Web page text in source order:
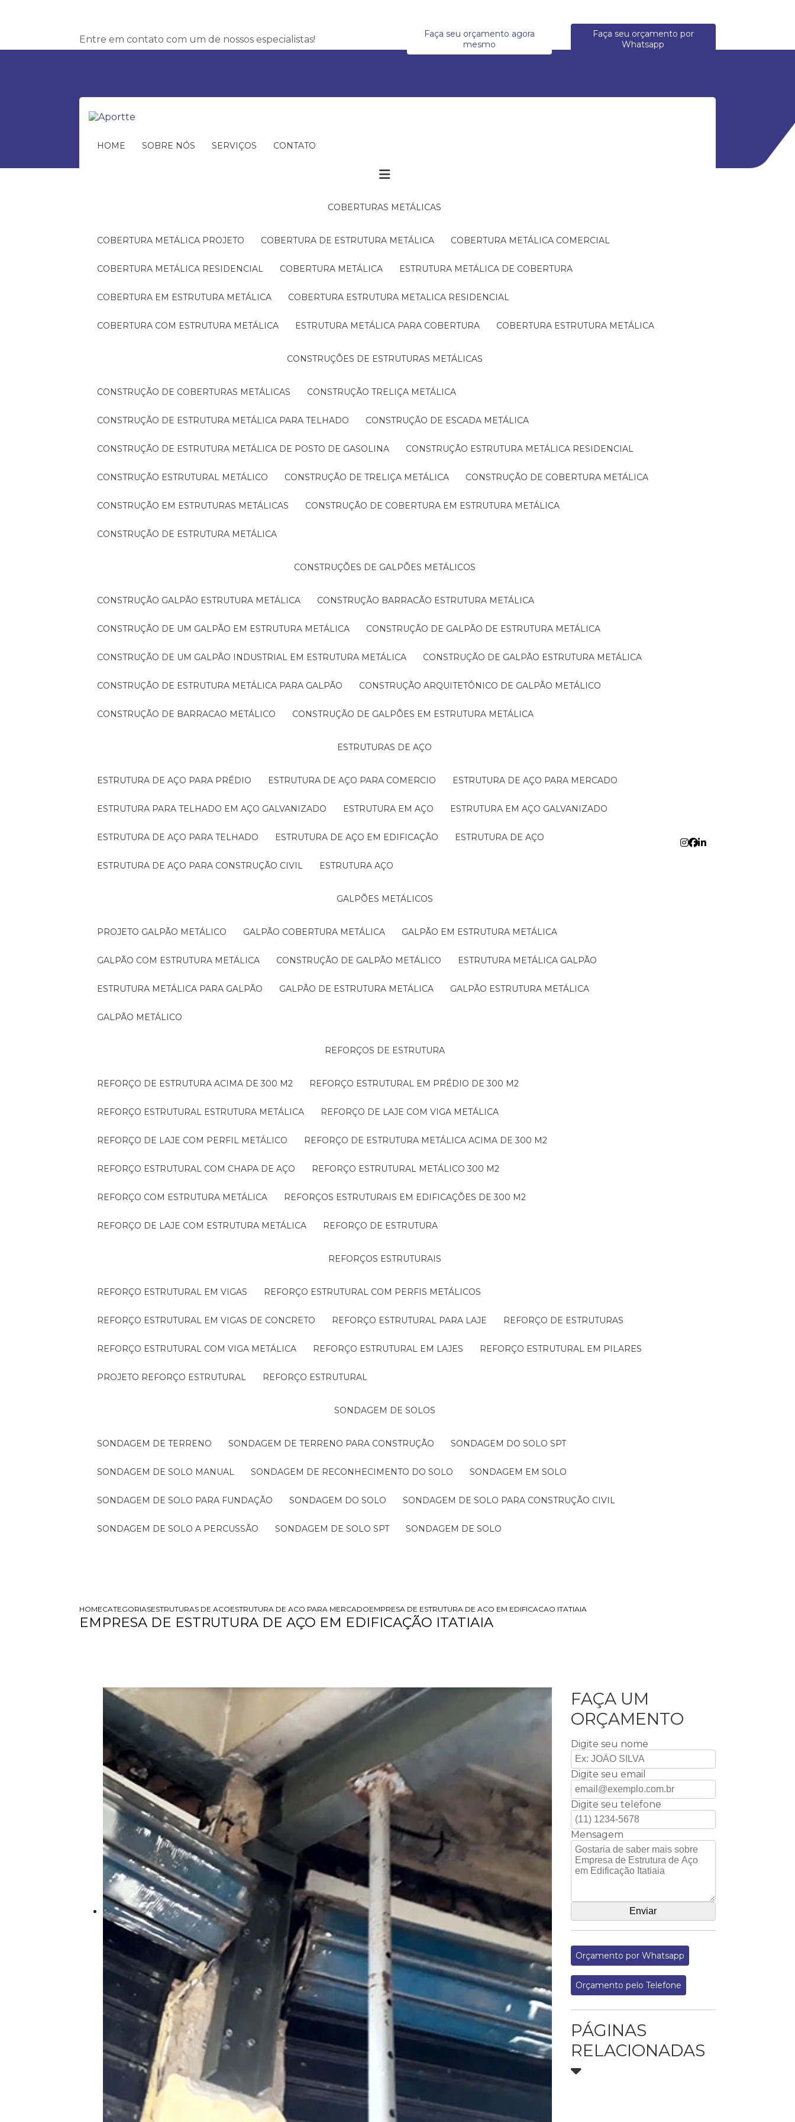
Entre em contato com um de nossos especialistas!
Faça seu orçamento agora
mesmo
Faça seu orçamento por
Whatsapp
HOME SOBRE NÓS SERVIÇOS CONTATO
COBERTURAS METÁLICAS
COBERTURA METÁLICA PROJETO COBERTURA DE ESTRUTURA METÁLICA COBERTURA METÁLICA COMERCIAL
COBERTURA METÁLICA RESIDENCIAL COBERTURA METÁLICA ESTRUTURA METÁLICA DE COBERTURA
COBERTURA EM ESTRUTURA METÁLICA COBERTURA ESTRUTURA METALICA RESIDENCIAL
COBERTURA COM ESTRUTURA METÁLICA ESTRUTURA METÁLICA PARA COBERTURA COBERTURA ESTRUTURA METÁLICA
CONSTRUÇÕES DE ESTRUTURAS METÁLICAS
CONSTRUÇÃO DE COBERTURAS METÁLICAS CONSTRUÇÃO TRELIÇA METÁLICA
CONSTRUÇÃO DE ESTRUTURA METÁLICA PARA TELHADO CONSTRUÇÃO DE ESCADA METÁLICA
CONSTRUÇÃO DE ESTRUTURA METÁLICA DE POSTO DE GASOLINA CONSTRUÇÃO ESTRUTURA METÁLICA RESIDENCIAL
CONSTRUÇÃO ESTRUTURAL METÁLICO CONSTRUÇÃO DE TRELIÇA METÁLICA CONSTRUÇÃO DE COBERTURA METÁLICA
CONSTRUÇÃO EM ESTRUTURAS METÁLICAS CONSTRUÇÃO DE COBERTURA EM ESTRUTURA METÁLICA
CONSTRUÇÃO DE ESTRUTURA METÁLICA
CONSTRUÇÕES DE GALPÕES METÁLICOS
CONSTRUÇÃO GALPÃO ESTRUTURA METÁLICA CONSTRUÇÃO BARRACÃO ESTRUTURA METÁLICA
CONSTRUÇÃO DE UM GALPÃO EM ESTRUTURA METÁLICA CONSTRUÇÃO DE GALPÃO DE ESTRUTURA METÁLICA
CONSTRUÇÃO DE UM GALPÃO INDUSTRIAL EM ESTRUTURA METÁLICA CONSTRUÇÃO DE GALPÃO ESTRUTURA METÁLICA
CONSTRUÇÃO DE ESTRUTURA METÁLICA PARA GALPÃO CONSTRUÇÃO ARQUITETÔNICO DE GALPÃO METÁLICO
CONSTRUÇÃO DE BARRACAO METÁLICO CONSTRUÇÃO DE GALPÕES EM ESTRUTURA METÁLICA
ESTRUTURAS DE AÇO
ESTRUTURA DE AÇO PARA PRÉDIO ESTRUTURA DE AÇO PARA COMERCIO ESTRUTURA DE AÇO PARA MERCADO
ESTRUTURA PARA TELHADO EM AÇO GALVANIZADO ESTRUTURA EM AÇO ESTRUTURA EM AÇO GALVANIZADO
ESTRUTURA DE AÇO PARA TELHADO ESTRUTURA DE AÇO EM EDIFICAÇÃO ESTRUTURA DE AÇO
ESTRUTURA DE AÇO PARA CONSTRUÇÃO CIVIL ESTRUTURA AÇO
GALPÕES METÁLICOS
PROJETO GALPÃO METÁLICO GALPÃO COBERTURA METÁLICA GALPÃO EM ESTRUTURA METÁLICA
GALPÃO COM ESTRUTURA METÁLICA CONSTRUÇÃO DE GALPÃO METÁLICO ESTRUTURA METÁLICA GALPÃO
ESTRUTURA METÁLICA PARA GALPÃO GALPÃO DE ESTRUTURA METÁLICA GALPÃO ESTRUTURA METÁLICA
GALPÃO METÁLICO
REFORÇOS DE ESTRUTURA
REFORÇO DE ESTRUTURA ACIMA DE 300 M2 REFORÇO ESTRUTURAL EM PRÉDIO DE 300 M2
REFORÇO ESTRUTURAL ESTRUTURA METÁLICA REFORÇO DE LAJE COM VIGA METÁLICA
REFORÇO DE LAJE COM PERFIL METÁLICO REFORÇO DE ESTRUTURA METÁLICA ACIMA DE 300 M2
REFORÇO ESTRUTURAL COM CHAPA DE AÇO REFORÇO ESTRUTURAL METÁLICO 300 M2
REFORÇO COM ESTRUTURA METÁLICA REFORÇOS ESTRUTURAIS EM EDIFICAÇÕES DE 300 M2
REFORÇO DE LAJE COM ESTRUTURA METÁLICA REFORÇO DE ESTRUTURA
REFORÇOS ESTRUTURAIS
REFORÇO ESTRUTURAL EM VIGAS REFORÇO ESTRUTURAL COM PERFIS METÁLICOS
REFORÇO ESTRUTURAL EM VIGAS DE CONCRETO REFORÇO ESTRUTURAL PARA LAJE REFORÇO DE ESTRUTURAS
REFORÇO ESTRUTURAL COM VIGA METÁLICA REFORÇO ESTRUTURAL EM LAJES REFORÇO ESTRUTURAL EM PILARES
PROJETO REFORÇO ESTRUTURAL REFORÇO ESTRUTURAL
SONDAGEM DE SOLOS
SONDAGEM DE TERRENO SONDAGEM DE TERRENO PARA CONSTRUÇÃO SONDAGEM DO SOLO SPT
SONDAGEM DE SOLO MANUAL SONDAGEM DE RECONHECIMENTO DO SOLO SONDAGEM EM SOLO
SONDAGEM DE SOLO PARA FUNDAÇÃO SONDAGEM DO SOLO SONDAGEM DE SOLO PARA CONSTRUÇÃO CIVIL
SONDAGEM DE SOLO A PERCUSSÃO SONDAGEM DE SOLO SPT SONDAGEM DE SOLO
HOMECATEGORIASESTRUTURAS DE ACOESTRUTURA DE ACO PARA MERCADOEMPRESA DE ESTRUTURA DE ACO EM EDIFICACAO ITATIAIA
EMPRESA DE ESTRUTURA DE AÇO EM EDIFICAÇÃO ITATIAIA
FAÇA UM
ORÇAMENTO
Digite seu nome
Digite seu email
Digite seu telefone
Mensagem
Orçamento por Whatsapp
Orçamento pelo Telefone
PÁGINAS
RELACIONADAS